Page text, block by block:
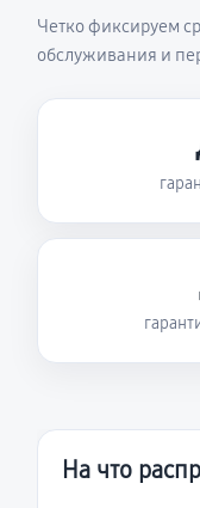
Четко фиксируем
обслуживания и
На что